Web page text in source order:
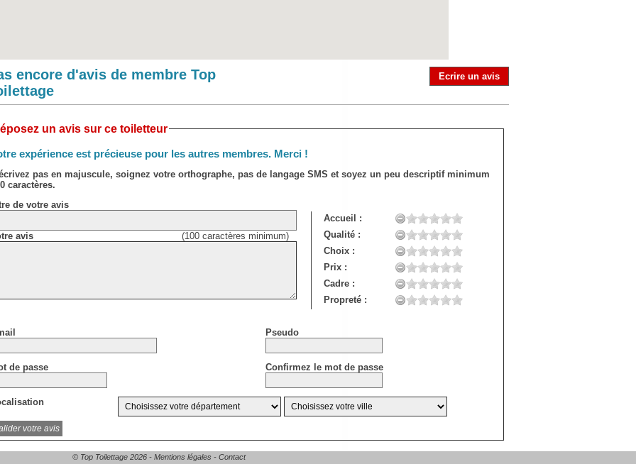
encore d'avis de membre Top
Ecrire un avis
un avis sur ce toiletteur
expérience est précieuse pour les autres membres. Merci !
pas en majuscule, soignez votre orthographe, pas de langage SMS et soyez un peu descriptif minimum
caractères.
de votre avis
avis (100 caractères minimum)
Accueil :
Qualité :
Choix :
Prix :
Cadre :
Propreté :
Pseudo
de passe Confirmez le mot de passe
© Top Toilettage 2026 - Mentions légales - Contact